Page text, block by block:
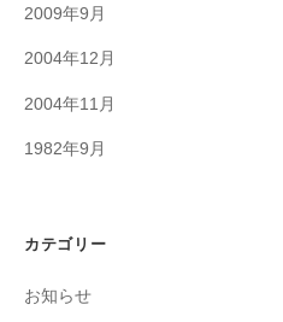
2009年9月
2004年12月
2004年11月
1982年9月
カテゴリー
お知らせ